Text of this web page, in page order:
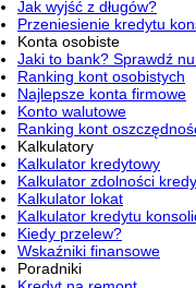
Jak wyjść z długów?
Przeniesienie kredytu
Konta osobiste
Jaki to bank? Sprawdź
Ranking kont osobistych
Najlepsze konta firmowe
Konto walutowe
Ranking kont
Kalkulatory
Kalkulator kredytowy
Kalkulator zdolności
Kalkulator lokat
Kalkulator kredytu
Kiedy przelew?
Wskaźniki finansowe
Poradniki